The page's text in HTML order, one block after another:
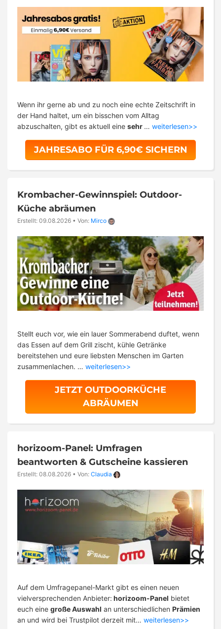
Wenn ihr gerne ab und zu noch eine echte Zeitschrift in
der Hand haltet, um ein bisschen vom Alltag
abzuschalten, gibt es aktuell eine sehr … weiterlesen>>
JAHRESABO FÜR 6,90€ SICHERN
Krombacher-Gewinnspiel: Outdoor-
Küche abräumen
Erstellt: 09.08.2026 • Von: Mirco
Stellt euch vor, wie ein lauer Sommerabend duftet, wenn
das Essen auf dem Grill zischt, kühle Getränke
bereitstehen und eure liebsten Menschen im Garten
zusammenlachen. … weiterlesen>>
JETZT OUTDOORKÜCHE
ABRÄUMEN
horizoom-Panel: Umfragen
beantworten & Gutscheine kassieren
Erstellt: 08.08.2026 • Von: Claudia
Auf dem Umfragepanel-Markt gibt es einen neuen
vielversprechenden Anbieter: horizoom-Panel bietet
euch eine große Auswahl an unterschiedlichen Prämien
an und wird bei Trustpilot derzeit mit… weiterlesen>>